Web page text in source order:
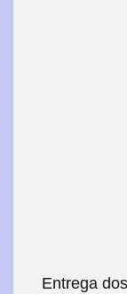
Entrega